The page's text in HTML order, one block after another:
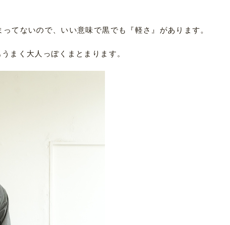
てないので、いい意味で黒でも『軽さ』があります。
まく大人っぽくまとまります。